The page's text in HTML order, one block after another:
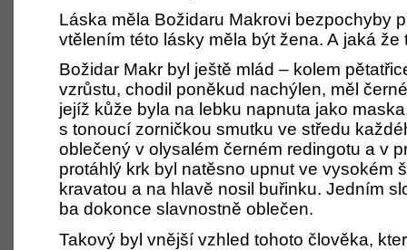
Láska měla Božidaru Makrovi bezpochyby
vtělením této lásky měla být žena. A jaká že
Božidar Makr byl ještě mlád – kolem
vzrůstu, chodil poněkud nachýlen, měl
jejíž kůže byla na lebku napnuta jako
s tonoucí zorničkou smutku ve středu
oblečený v olysalém černém redingotu a v
protáhlý krk byl natěsno upnut ve vysokém
kravatou a na hlavě nosil buřinku. Jedním
ba dokonce slavnostně oblečen.
Takový byl vnější vzhled tohoto člověka,